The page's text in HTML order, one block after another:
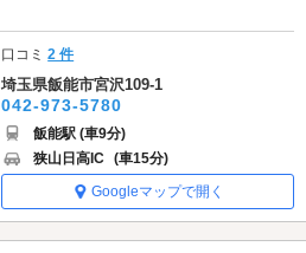
口コミ2 件
埼玉県飯能市宮沢109-1
042-973-5780
飯能駅 (車9分)
狭山日高IC (車15分)
Googleマップで開く